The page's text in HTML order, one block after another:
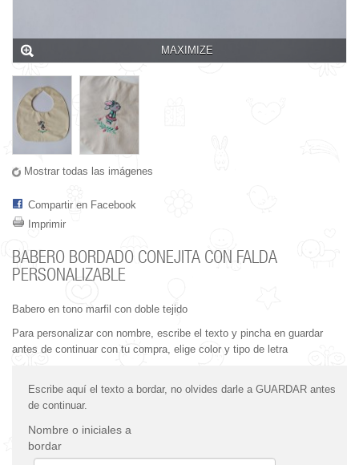
MAXIMIZE
Mostrar todas las imágenes
Compartir en Facebook
Imprimir
BABERO BORDADO CONEJITA CON FALDA
PERSONALIZABLE
Babero en tono marfil con doble tejido
Para personalizar con nombre, escribe el texto y pincha en guardar
antes de continuar con tu compra, elige color y tipo de letra
Escribe aquí el texto a bordar, no olvides darle a GUARDAR antes
de continuar.
Nombre o iniciales a
bordar